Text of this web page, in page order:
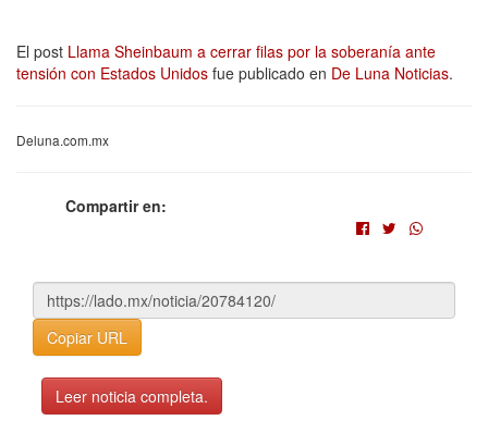
El post Llama Sheinbaum a cerrar filas por la soberanía ante
tensión con Estados Unidos fue publicado en De Luna Noticias.
Deluna.com.mx
Compartir en:
Copiar URL
Leer noticia completa.